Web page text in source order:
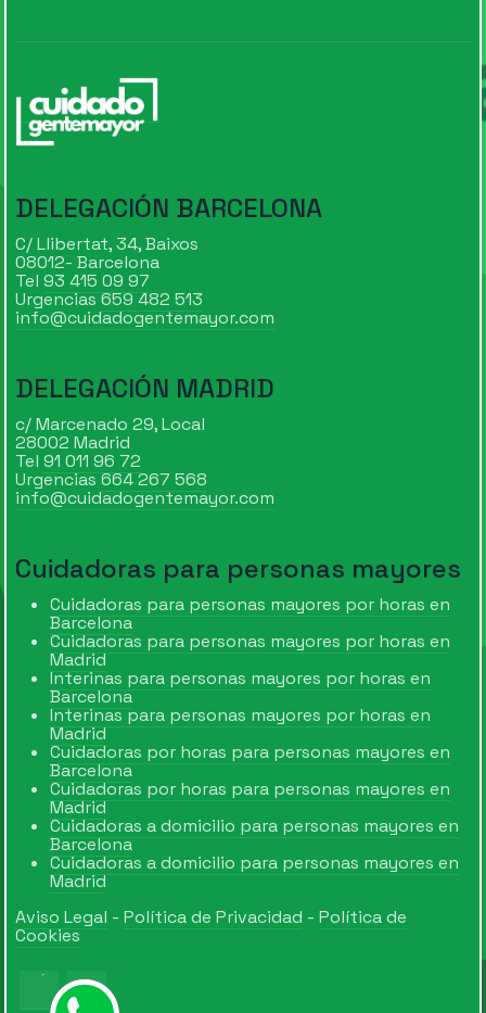
DELEGACIÓN BARCELONA
C/ Llibertat, 34, Baixos
08012- Barcelona
Tel 93 415 09 97
Urgencias659 482 513
info@cuidadogentemayor.com
DELEGACIÓN MADRID
c/ Marcenado 29, Local
28002 Madrid
Tel 91 011 96 72
Urgencias664 267 568
info@cuidadogentemayor.com
Cuidadoras para personas mayores
Cuidadoras para personas mayores por horas en
Barcelona
Cuidadoras para personas mayores por horas en
Madrid
Interinas para personas mayores por horas en
Barcelona
Interinas para personas mayores por horas en
Madrid
Cuidadoras por horas para personas mayores en
Barcelona
Cuidadoras por horas para personas mayores en
Madrid
Cuidadoras a domicilio para personas mayores en
Barcelona
Cuidadoras a domicilio para personas mayores en
Madrid
Aviso Legal - Política de Privacidad - Política de
Cookies